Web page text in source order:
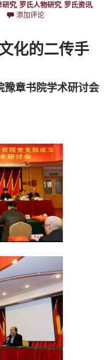
研究, 罗氏人物研究, 罗氏资讯,
添加评论
化的二传手
章书院学术研讨会